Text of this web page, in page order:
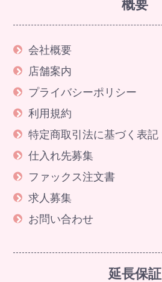
概要
会社概要
店舗案内
プライバシーポリシー
利用規約
特定商取引法に基づく表記
仕入れ先募集
ファックス注文書
求人募集
お問い合わせ
延長保証